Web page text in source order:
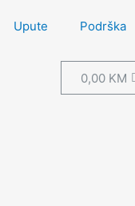
Upute Podrška
0,00 KM